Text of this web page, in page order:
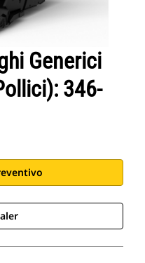
Generici
346-